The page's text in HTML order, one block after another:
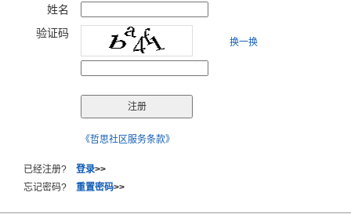
姓名
验证码
换一换
《哲思社区服务条款》
已经注册? 登录>>
忘记密码? 重置密码>>